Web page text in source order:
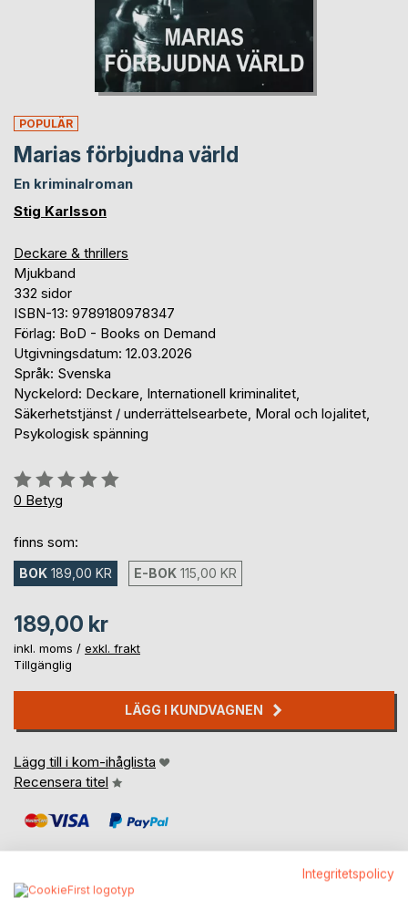
POPULÄR
Marias förbjudna värld
En kriminalroman
Stig Karlsson
Deckare & thrillers
Mjukband
332 sidor
ISBN-13: 9789180978347
Förlag: BoD - Books on Demand
Utgivningsdatum: 12.03.2026
Språk: Svenska
Nyckelord: Deckare, Internationell kriminalitet,
Säkerhetstjänst / underrättelsearbete, Moral och lojalitet,
Psykologisk spänning
Betyg::
0%
0 Betyg
finns som:
BOK 189,00 KR E-BOK 115,00 KR
189,00 kr
inkl. moms / exkl. frakt
Tillgänglig
LÄGG I KUNDVAGNEN
Lägg till i kom-ihåglista
Recensera titel
Integritetspolicy